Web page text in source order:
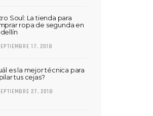
Soul: La tienda para
ropa de segunda en
17, 2018
es la mejor técnica para
tus cejas?
27, 2018